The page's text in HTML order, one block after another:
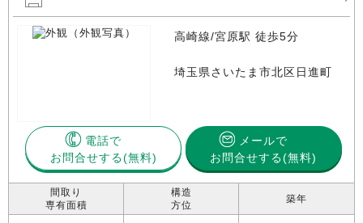
高崎線/宮原駅 徒歩5分
埼玉県さいたま市北区日進町
電話で
お問合せする
メールで
お問合せする(無料)
間取り
専有面積
構造
方位
築年